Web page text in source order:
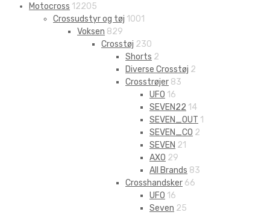
Motocross 12205
Crossudstyr og tøj 1001
Voksen 829
Crosstøj 230
Shorts 2
Diverse Crosstøj 2
Crosstrøjer 83
UFO 16
SEVEN22 14
SEVEN_OUT 1
SEVEN_CO 2
SEVEN 21
AXO 29
All Brands 83
Crosshandsker 66
UFO 16
Seven 25